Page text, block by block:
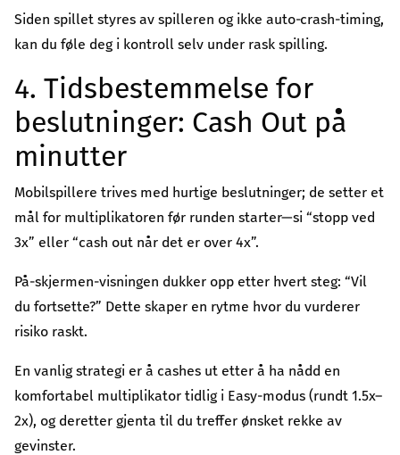
Siden spillet styres av spilleren og ikke auto‑crash-timing,
kan du føle deg i kontroll selv under rask spilling.
4. Tidsbestemmelse for
beslutninger: Cash Out på
minutter
Mobilspillere trives med hurtige beslutninger; de setter et
mål for multiplikatoren før runden starter—si “stopp ved
3x” eller “cash out når det er over 4x”.
På-skjermen-visningen dukker opp etter hvert steg: “Vil
du fortsette?” Dette skaper en rytme hvor du vurderer
risiko raskt.
En vanlig strategi er å cashes ut etter å ha nådd en
komfortabel multiplikator tidlig i Easy-modus (rundt 1.5x–
2x), og deretter gjenta til du treffer ønsket rekke av
gevinster.